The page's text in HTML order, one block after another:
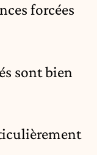
forcées
sont bien